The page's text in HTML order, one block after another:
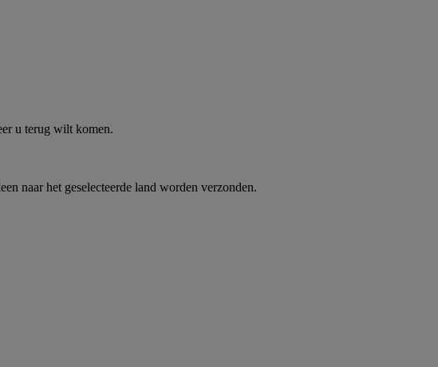
u terug wilt komen.
naar het geselecteerde land worden verzonden.